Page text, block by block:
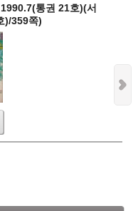
통권 21호)(서
)/359쪽)